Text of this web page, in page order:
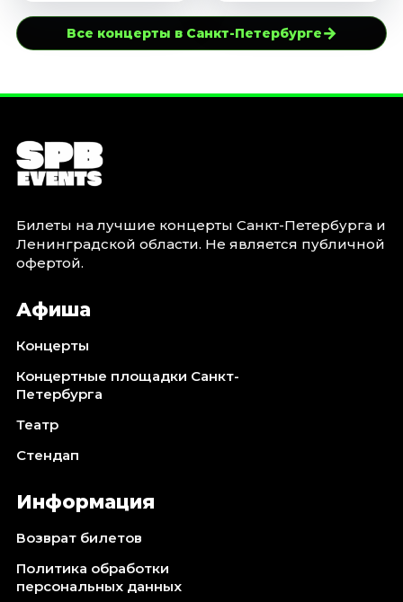
Все концерты в Санкт-Петербурге→
Билеты на лучшие концерты Санкт-Петербурга и
Ленинградской области. Не является публичной
офертой.
Афиша
Концерты
Концертные площадки Санкт-
Петербурга
Театр
Стендап
Информация
Возврат билетов
Политика обработки
персональных данных